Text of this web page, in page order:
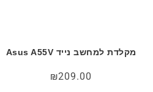
מקלדת למחשב נייד Asus A55V
₪209.00